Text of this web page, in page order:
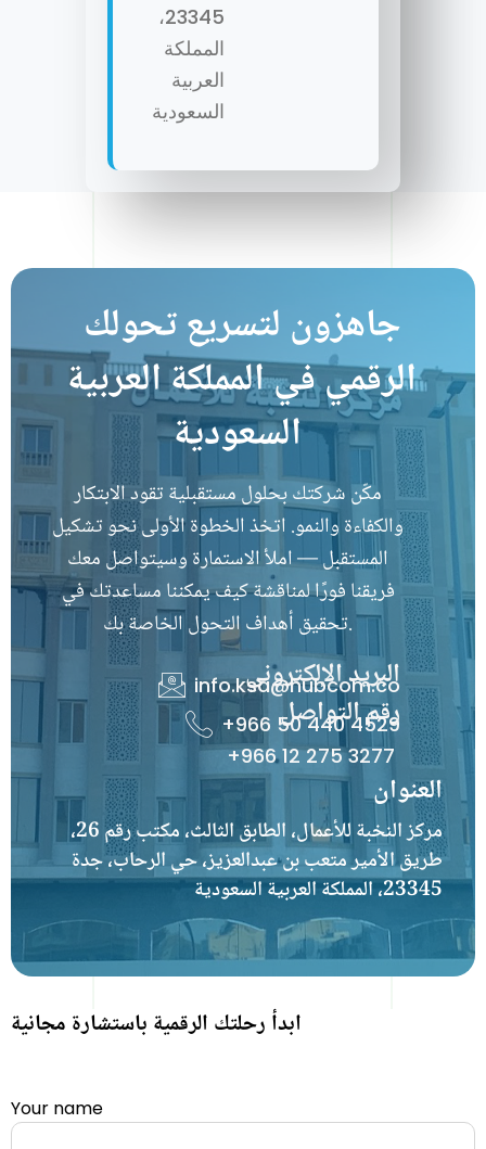
23345،
المملكة
العربية
السعودية
جاهزون لتسريع تحولك
الرقمي في المملكة العربية
السعودية
مكّن شركتك بحلول مستقبلية تقود الابتكار
والكفاءة والنمو. اتخذ الخطوة الأولى نحو تشكيل
المستقبل — املأ الاستمارة وسيتواصل معك
فريقنا فورًا لمناقشة كيف يمكننا مساعدتك في
تحقيق أهداف التحول الخاصة بك.
البريد الإلكتروني
info.ksa@hubcom.co
رقم التواصل
+966 50 440 4529
+966 12 275 3277
العنوان
مركز النخبة للأعمال، الطابق الثالث، مكتب رقم 26،
طريق الأمير متعب بن عبدالعزيز، حي الرحاب، جدة
23345، المملكة العربية السعودية
ابدأ رحلتك الرقمية باستشارة مجانية
Your name